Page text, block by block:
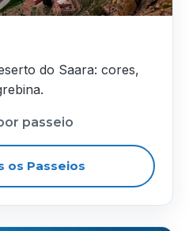
do Saara: cores,
passeio
os Passeios